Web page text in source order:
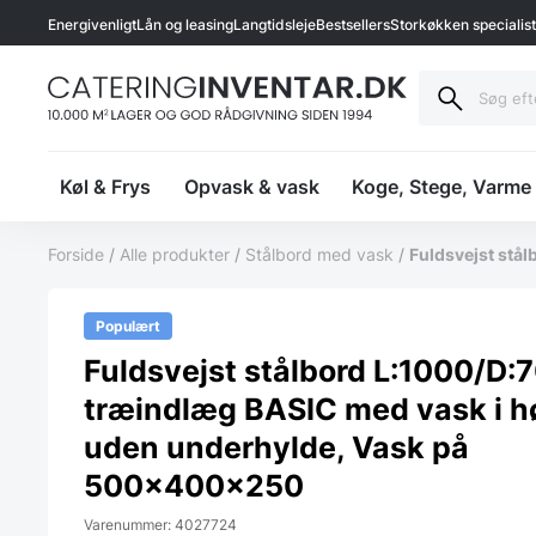
EnergivenligtLån og leasingLangtidslejeBestsellersStorkøkken
Køl & Frys Opvask & vask Koge, Stege, Varme
Forside / Alle produkter / Stålbord med vask / Fuldsvejst
Populært
Fuldsvejst stålbord L:1000/
træindlæg BASIC med vask i
uden underhylde, Vask på
500x400x250
Varenummer: 4027724